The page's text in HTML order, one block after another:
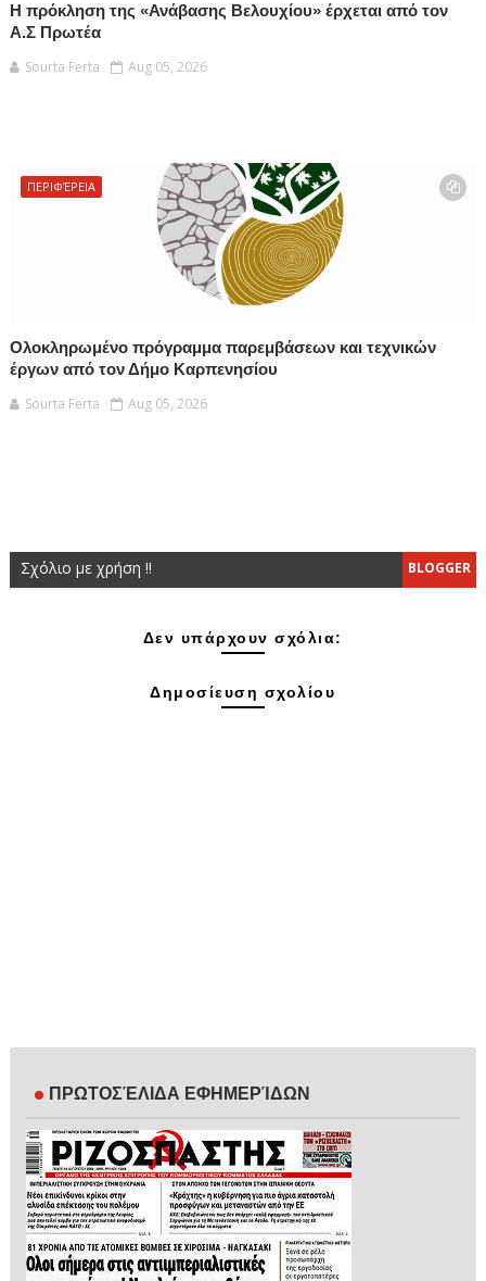
Η πρόκληση της «Ανάβασης Βελουχίου» έρχεται από τον
Α.Σ Πρωτέα
Sourta Ferta
Aug 05, 2026
ΠΕΡΙΦΈΡΕΙΑ
Ολοκληρωμένο πρόγραμμα παρεμβάσεων και τεχνικών
έργων από τον Δήμο Καρπενησίου
Sourta Ferta
Aug 05, 2026
BLOGGER
Σχόλιο με χρήση !!
Δεν υπάρχουν σχόλια:
Δημοσίευση σχολίου
ΠΡΩΤΟΣΈΛΙΔΑ ΕΦΗΜΕΡΊΔΩΝ